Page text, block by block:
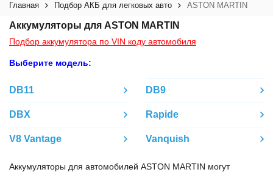
Главная Подбор АКБ для легковых авто ASTON MARTIN
Аккумуляторы для ASTON MARTIN
Подбор аккумулятора по VIN коду автомобиля
Выберите модель:
DB11 DB9
DBX Rapide
V8 Vantage Vanquish
Аккумуляторы для автомобилей ASTON MARTIN могут